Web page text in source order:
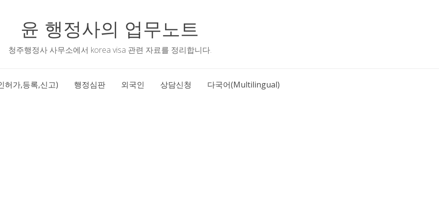
윤 행정사의 업무노트
청주행정사 사무소에서 korea visa 관련 자료를 정리합니다.
허가,등록,신고) 행정심판 외국인 상담신청 다국어(Multilingual)